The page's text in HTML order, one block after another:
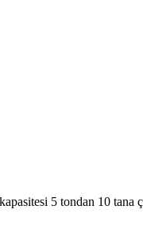
5 tondan 10 tana